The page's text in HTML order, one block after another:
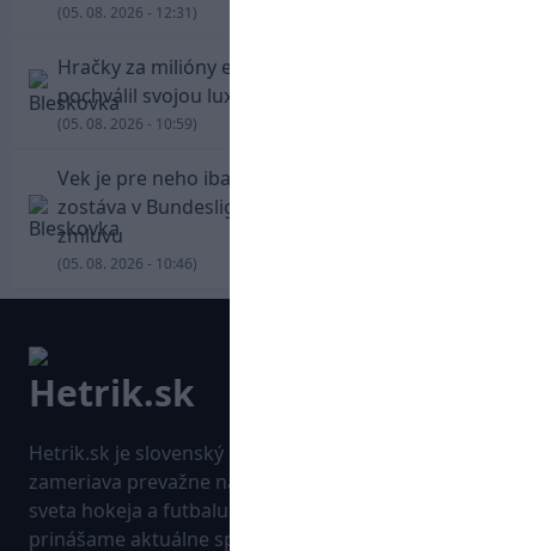
(05. 08. 2026 - 12:31)
Hračky za milióny eur! Cristiano Ronaldo sa
pochválil svojou luxusnou zbierkou áut
(05. 08. 2026 - 10:59)
Vek je pre neho iba číslo! Štyridsaťročný Džeko
zostáva v Bundeslige, so Schalke predĺžil
zmluvu
(05. 08. 2026 - 10:46)
Hetrik.sk je slovenský športový portál, ktorý sa
zameriava prevažne na najnovšie informácie zo
sveta hokeja a futbalu. Pravidelne na dennej báze
prinášame aktuálne správy, góly, zaujímavosti a